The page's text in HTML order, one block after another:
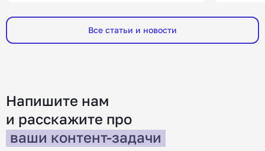
зарубежном рынке, какие инструменты
помогут получить оффер и где искать работу.
Меня зовут Юлия, я руководитель HR в
чаще
Все статьи и новости
Напишите нам
и расскажите про
ваши контент-задачи